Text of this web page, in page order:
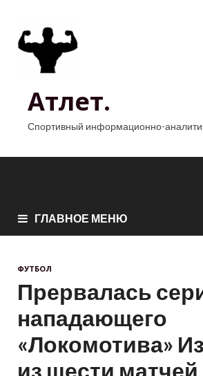
Атлет.
Спортивный информационно-
ГЛАВНОЕ МЕНЮ
ФУТБОЛ
Прервалась
нападающего
«Локомотива»
из шести